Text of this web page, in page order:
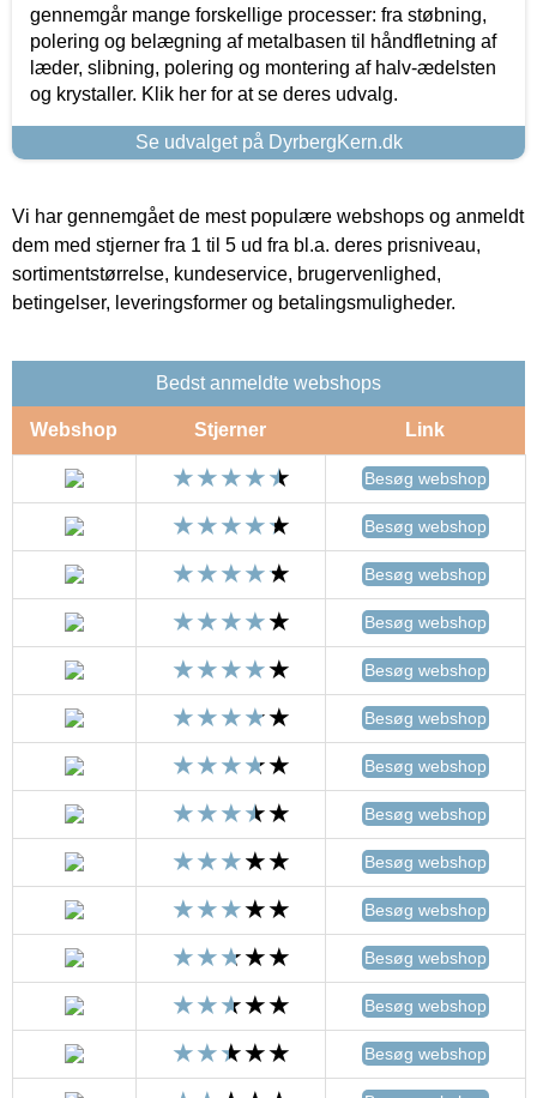
gennemgår mange forskellige processer: fra støbning,
polering og belægning af metalbasen til håndfletning af
læder, slibning, polering og montering af halv-ædelsten
og krystaller. Klik her for at se deres udvalg.
Se udvalget på DyrbergKern.dk
Vi har gennemgået de mest populære webshops og anmeldt
dem med stjerner fra 1 til 5 ud fra bl.a. deres prisniveau,
sortimentstørrelse, kundeservice, brugervenlighed,
betingelser, leveringsformer og betalingsmuligheder.
Bedst anmeldte webshops
Webshop Stjerner Link
Besøg webshop
Besøg webshop
Besøg webshop
Besøg webshop
Besøg webshop
Besøg webshop
Besøg webshop
Besøg webshop
Besøg webshop
Besøg webshop
Besøg webshop
Besøg webshop
Besøg webshop